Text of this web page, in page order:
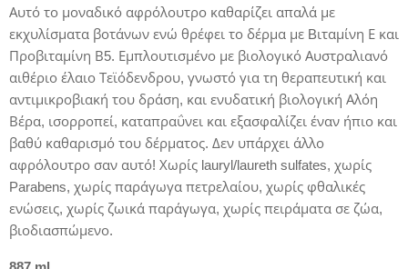
Αυτό το μοναδικό αφρόλουτρο καθαρίζει απαλά με
εκχυλίσματα βοτάνων ενώ θρέφει το δέρμα με Bιταμίνη Ε και
Προβιταμίνη Β5. Εμπλουτισμένο με βιολογικό Αυστραλιανό
αιθέριο έλαιο Τεϊόδενδρου, γνωστό για τη θεραπευτική και
αντιμικροβιακή του δράση, και ενυδατική βιολογική Αλόη
Βέρα, ισορροπεί, καταπραΰνει και εξασφαλίζει έναν ήπιο και
βαθύ καθαρισμό του δέρματος. Δεν υπάρχει άλλο
αφρόλουτρο σαν αυτό! Χωρίς lauryl/laureth sulfates, χωρίς
Parabens, χωρίς παράγωγα πετρελαίου, χωρίς φθαλικές
ενώσεις, χωρίς ζωικά παράγωγα, χωρίς πειράματα σε ζώα,
βιοδιασπώμενο.